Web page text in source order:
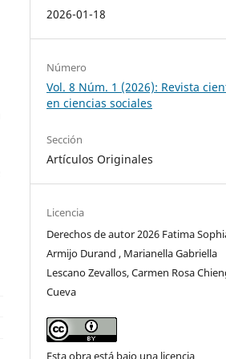
2026-01-18
Número
Vol. 8 Núm. 1 (2026): Revista
en ciencias sociales
Sección
Artículos Originales
Licencia
Derechos de autor 2026 Fatima
Armijo Durand , Marianella Gabriella
Lescano Zevallos, Carmen Rosa
Cueva